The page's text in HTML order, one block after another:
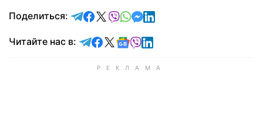
Поделиться: отправить в Telegram
поделиться в Facebook
поделиться в X
отправить в Viber
отправить в Whatsapp
отправить в Messenger
отправить в LinkedIn
Читайте нас в: Читайте в Telegram
Читайте в Facebook
Читайте в X
Читайте в Google news
Читайте в Viber
Читайте в LinkedIn